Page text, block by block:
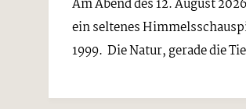
Am Abend des 12. August
ein seltenes
1999. Die Natur, gerade die